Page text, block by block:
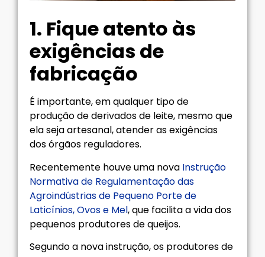
1. Fique atento às
exigências de
fabricação
É importante, em qualquer tipo de
produção de derivados de leite, mesmo que
ela seja artesanal, atender as exigências
dos órgãos reguladores.
Recentemente houve uma nova Instrução
Normativa de Regulamentação das
Agroindústrias de Pequeno Porte de
Laticínios, Ovos e Mel, que facilita a vida dos
pequenos produtores de queijos.
Segundo a nova instrução, os produtores de